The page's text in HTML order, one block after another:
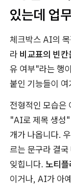
있는데 업
체크박스 AI의
라 비교표의 빈
유 여부"라는 행
붙인 기능들이
전형적인 모습은
"AI로 제목 생성"
개가 나옵니다.
르는 문구라 결
잊힙니다. 노티
이거나, AI가 아